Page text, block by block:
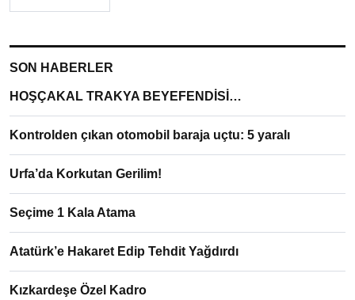
SON HABERLER
HOŞÇAKAL TRAKYA BEYEFENDİSİ…
Kontrolden çıkan otomobil baraja uçtu: 5 yaralı
Urfa’da Korkutan Gerilim!
Seçime 1 Kala Atama
Atatürk’e Hakaret Edip Tehdit Yağdırdı
Kızkardeşe Özel Kadro